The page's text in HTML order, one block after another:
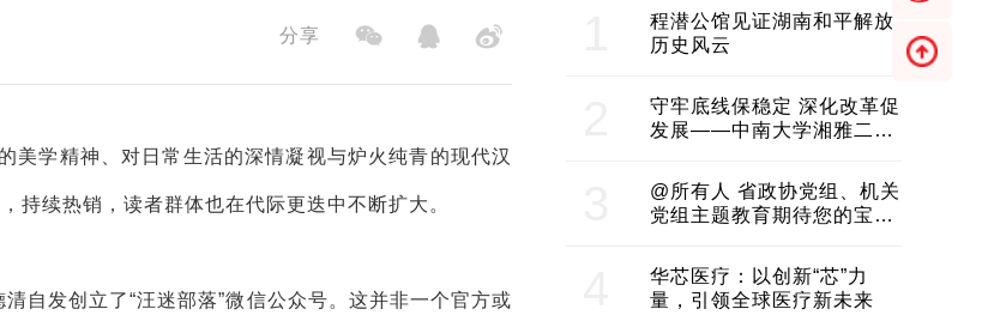
分享
美学精神、对日常生活的深情凝视与炉火纯青的现代汉
持续热销，读者群体也在代际更迭中不断扩大。
自发创立了“汪迷部落”微信公众号。这并非一个官方或
程潜公馆见证湖南和平解放
历史风云
守牢底线保稳定 深化改革促
发展——中南大学湘雅二医
@所有人 省政协党组、机关
党组主题教育期待您的宝贵
华芯医疗：以创新“芯”力
量，引领全球医疗新未来